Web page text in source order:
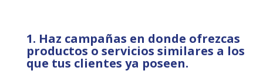
1. Haz campañas en donde ofrezcas
productos o servicios similares a los
que tus clientes ya poseen.